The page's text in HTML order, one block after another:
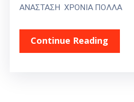
ΑΝΑΣΤΑΣΗ ΧΡΟΝΙΑ ΠΟΛΛΑ
Continue Reading